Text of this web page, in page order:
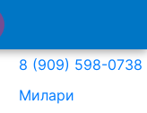
8 (909) 598-0738
Милари